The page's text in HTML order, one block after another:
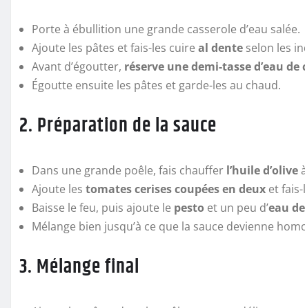
Porte à ébullition une grande casserole d’eau salée.
Ajoute les pâtes et fais-les cuire al dente selon les
Avant d’égoutter, réserve une demi-tasse d’eau de
Égoutte ensuite les pâtes et garde-les au chaud.
2. Préparation de la sauce
Dans une grande poêle, fais chauffer l’huile d’olive
Ajoute les tomates cerises coupées en deux et
Baisse le feu, puis ajoute le pesto et un peu d’eau
Mélange bien jusqu’à ce que la sauce devienne
3. Mélange final